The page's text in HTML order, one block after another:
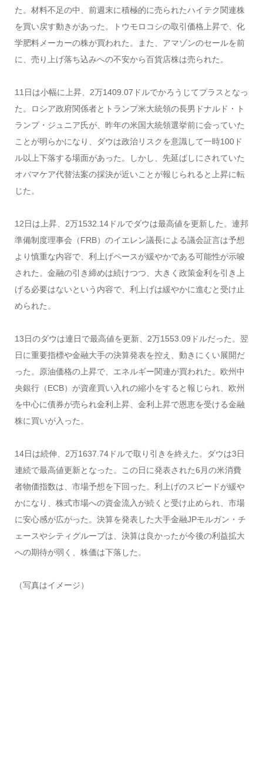
た。材料不足の中、前週末に積極的に売られたハイテク関連株
を買い戻す動きがあった。トウモロコシの取引価格上昇で、化
学肥料メーカーの株が買われた。また、アマゾンのセールを前
に、売り上げ落ち込みへの不安から百貨店株は売られた。
11日は小幅に上昇、2万1409.07ドルでかろうじてプラスとなっ
た。ロシア政府関係者とトランプ米大統領の長男ドナルド・ト
ランプ・ジュニア氏が、昨年の米国大統領選挙前に会っていた
ことが明らかになり、ダウは政治リスクを意識して一時100ド
ル以上下落する場面があった。しかし、先延ばしにされていた
オバマケア代替法案の採決が近いことが報じられると上昇に転
じた。
12日は上昇、2万1532.14ドルでダウは最高値を更新した。連邦
準備制度理事会（FRB）のイエレン議長による議会証言は予想
より慎重な内容で、利上げペースが緩やかである可能性が示唆
された。金融の引き締めは続けつつ、大きく政策金利を引き上
げる必要はないという内容で、利上げは緩やかに進むと受け止
められた。
13日のダウは連日で最高値を更新、2万1553.09ドルだった。翌
日に重要指標や金融大手の決算発表を控え、動きにくい展開だ
った。原油価格の上昇で、エネルギー関連が買われた。欧州中
央銀行（ECB）が資産買い入れの縮小をすると報じられ、欧州
を中心に債券が売られ金利上昇、金利上昇で恩恵を受ける金融
株に買いが入った。
14日は続伸、2万1637.74ドルで取り引きを終えた。ダウは3日
連続で最高値更新となった。この日に発表された6月の米消費
者物価指数は、市場予想を下回った。利上げのスピードが緩や
かになり、株式市場への資金流入が続くと受け止められ、市場
に安心感が広がった。決算を発表した大手金融JPモルガン・チ
ェースやシティグループは、決算は良かったが今後の利益拡大
への期待が弱く、株価は下落した。
（写真はイメージ）